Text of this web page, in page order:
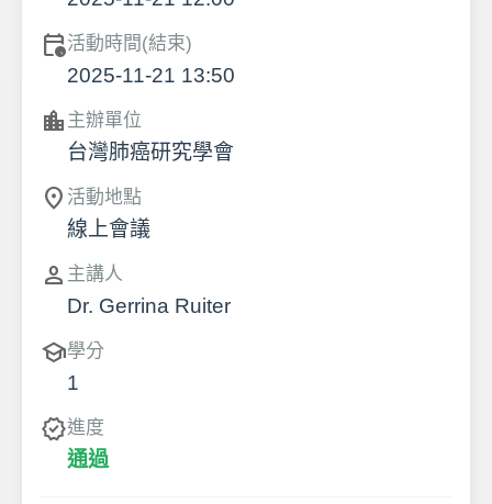
calendar_clock活動時間(結束)
2025-11-21 13:50
location_city 主辦單位
台灣肺癌研究學會
location_on 活動地點
線上會議
person 主講人
Dr. Gerrina Ruiter
school學分
1
verified進度
通過